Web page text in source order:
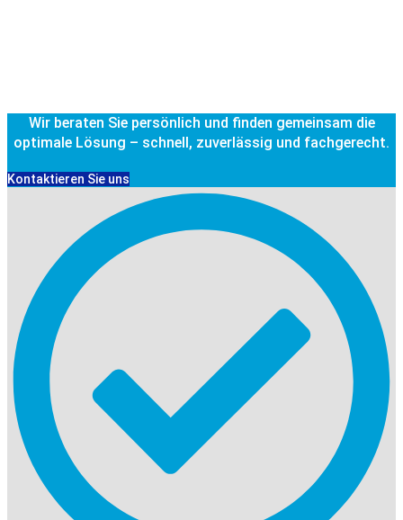
Wir beraten Sie persönlich und finden gemeinsam die
optimale Lösung – schnell, zuverlässig und fachgerecht.
Kontaktieren Sie uns